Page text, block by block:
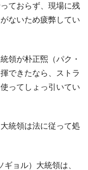
ておらず、現場に残
ないため疲弊してい
領が朴正煕（パク・
できたなら、ストラ
ってしょっ引いてい
統領は法に従って処
ョル）大統領は、